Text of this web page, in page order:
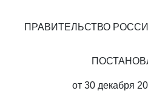
ПРАВИТЕЛЬСТВО
от 30 декабря